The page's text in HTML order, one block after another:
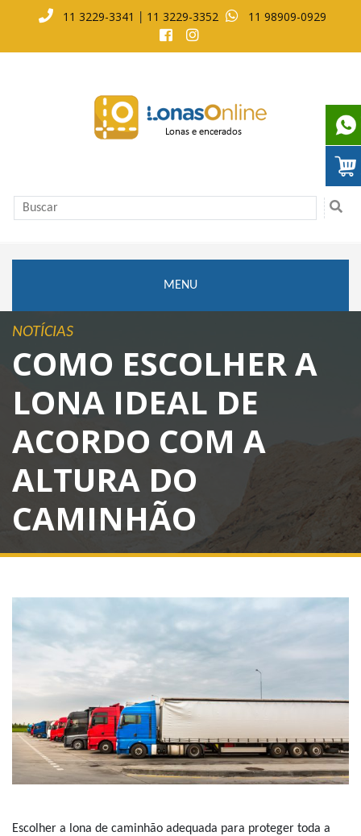
11 3229-3341 11 3229-3352 11 98909-0929
MENU
NOTÍCIAS
COMO ESCOLHER A
LONA IDEAL DE
ACORDO COM A
ALTURA DO
CAMINHÃO
Escolher a lona de caminhão adequada para proteger toda a